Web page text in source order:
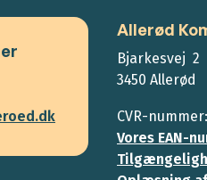
Allerød
Bjarkesvej 2
3450 Allerød
CVR-
Vores EAN-